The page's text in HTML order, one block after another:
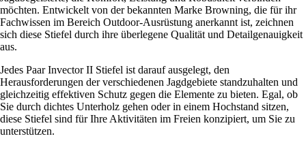
möchten. Entwickelt von der bekannten Marke Browning, die für ihr
Fachwissen im Bereich Outdoor-Ausrüstung anerkannt ist, zeichnen
sich diese Stiefel durch ihre überlegene Qualität und Detailgenauigkeit
aus.
Jedes Paar Invector II Stiefel ist darauf ausgelegt, den
Herausforderungen der verschiedenen Jagdgebiete standzuhalten und
gleichzeitig effektiven Schutz gegen die Elemente zu bieten. Egal, ob
Sie durch dichtes Unterholz gehen oder in einem Hochstand sitzen,
diese Stiefel sind für Ihre Aktivitäten im Freien konzipiert, um Sie zu
unterstützen.